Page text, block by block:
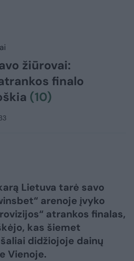
žiūrovai:
finalo
(10)
Lietuva tarė savo
arenoje įvyko
atrankos finalas,
kas šiemet
didžiojoje dainų
Vienoje.